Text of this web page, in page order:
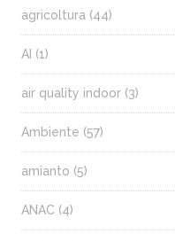
agricoltura (44)
AI (1)
air quality indoor (3)
Ambiente (57)
amianto (5)
ANAC (4)